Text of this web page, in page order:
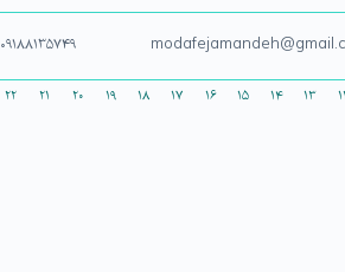
۰۹۱۸۸۱۳۵۷۴۹
۱۳ ۱۴ ۱۵ ۱۶ ۱۷ ۱۸ ۱۹ ۲۰ ۲۱ ۲۲